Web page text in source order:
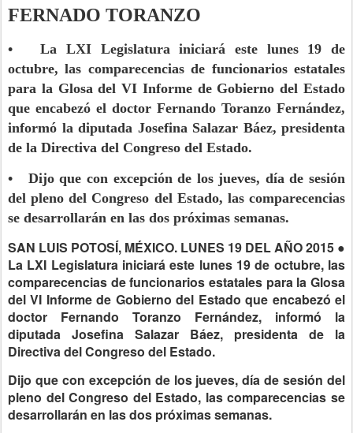
FERNADO TORANZO
• La LXI Legislatura iniciará este lunes 19 de
octubre, las comparecencias de funcionarios estatales
para la Glosa del VI Informe de Gobierno del Estado
que encabezó el doctor Fernando Toranzo Fernández,
informó la diputada Josefina Salazar Báez, presidenta
de la Directiva del Congreso del Estado.
• Dijo que con excepción de los jueves, día de sesión
del pleno del Congreso del Estado, las comparecencias
se desarrollarán en las dos próximas semanas.
SAN LUIS POTOSÍ, MÉXICO. LUNES 19 DEL AÑO 2015 ●
La LXI Legislatura iniciará este lunes 19 de octubre, las
comparecencias de funcionarios estatales para la Glosa
del VI Informe de Gobierno del Estado que encabezó el
doctor Fernando Toranzo Fernández, informó la
diputada Josefina Salazar Báez, presidenta de la
Directiva del Congreso del Estado.
Dijo que con excepción de los jueves, día de sesión del
pleno del Congreso del Estado, las comparecencias se
desarrollarán en las dos próximas semanas.